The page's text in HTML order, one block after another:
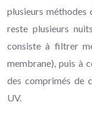
plusieurs méthodes
reste plusieurs
consiste à filtrer
membrane), puis à
des comprimés de
UV.